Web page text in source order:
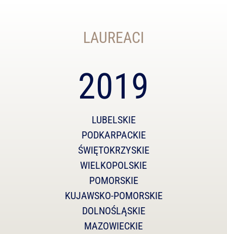
LAUREACI
2019
LUBELSKIE
PODKARPACKIE
ŚWIĘTOKRZYSKIE
WIELKOPOLSKIE
POMORSKIE
KUJAWSKO-POMORSKIE
DOLNOŚLĄSKIE
MAZOWIECKIE